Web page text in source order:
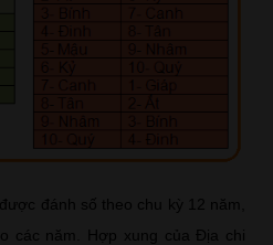
đánh số theo chu kỳ 12 năm,
các năm. Hợp xung của Địa chi